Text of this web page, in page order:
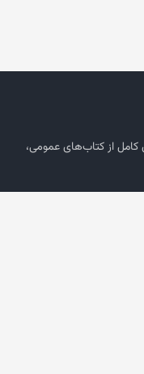
کامل از کتاب‌های عمومی،